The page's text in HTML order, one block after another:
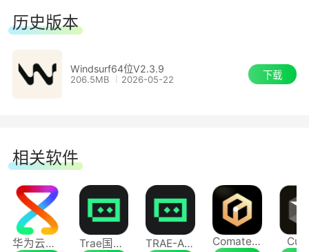
历史版本
Windsurf64位V2.3.9
206.5MB 2026-05-22 下载
相关软件
华为云码道（CodeArts）代码智能体 Trae国际版 TRAE-AI编程 Comate AI IDE